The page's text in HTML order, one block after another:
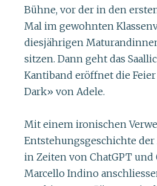
Bühne, vor der in den
Mal im gewohnten
diesjährigen
sitzen. Dann geht das
Kantiband eröffnet die
Dark» von Adele.
Mit einem ironischen
Entstehungsgeschichte der
in Zeiten von ChatGPT und
Marcello Indino